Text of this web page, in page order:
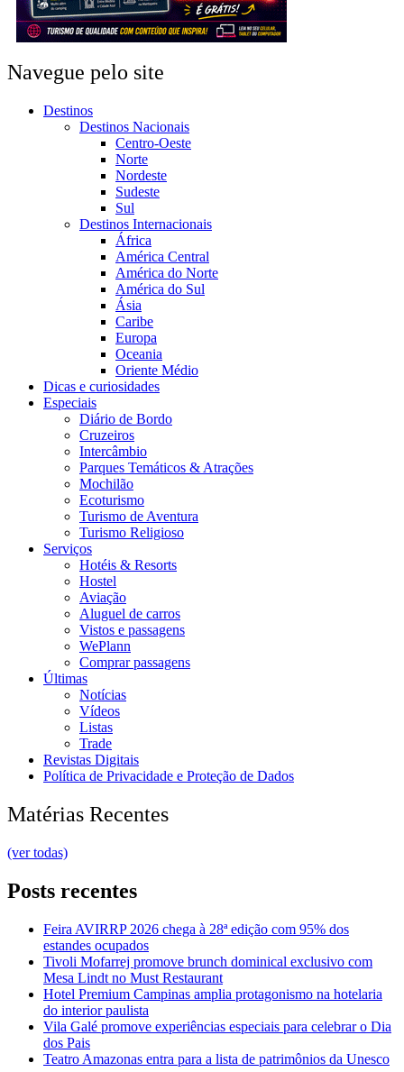
Navegue pelo site
Destinos
Destinos Nacionais
Centro-Oeste
Norte
Nordeste
Sudeste
Sul
Destinos Internacionais
África
América Central
América do Norte
América do Sul
Ásia
Caribe
Europa
Oceania
Oriente Médio
Dicas e curiosidades
Especiais
Diário de Bordo
Cruzeiros
Intercâmbio
Parques Temáticos & Atrações
Mochilão
Ecoturismo
Turismo de Aventura
Turismo Religioso
Serviços
Hotéis & Resorts
Hostel
Aviação
Aluguel de carros
Vistos e passagens
WePlann
Comprar passagens
Últimas
Notícias
Vídeos
Listas
Trade
Revistas Digitais
Política de Privacidade e Proteção de Dados
Matérias Recentes
(ver todas)
Posts recentes
Feira AVIRRP 2026 chega à 28ª edição com 95% dos
estandes ocupados
Tivoli Mofarrej promove brunch dominical exclusivo com
Mesa Lindt no Must Restaurant
Hotel Premium Campinas amplia protagonismo na hotelaria
do interior paulista
Vila Galé promove experiências especiais para celebrar o Dia
dos Pais
Teatro Amazonas entra para a lista de patrimônios da Unesco